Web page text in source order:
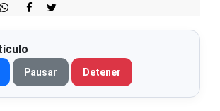
Pausar Detener